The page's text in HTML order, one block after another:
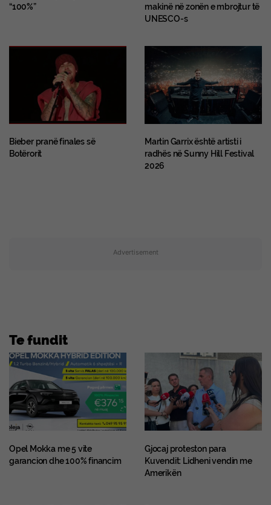
“100%”
makinë në zonën e mbrojtur të
UNESCO-s
Bieber pranë finales së
Botërorit
Martin Garrix është artisti i
radhës në Sunny Hill Festival
2026
Advertisement
Te fundit
Opel Mokka me 5 vite
garancion dhe 100% financim
Gjocaj proteston para
Kuvendit: Lidheni vendin me
Amerikën